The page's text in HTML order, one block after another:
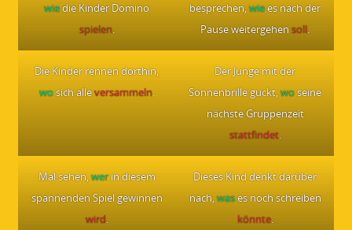
wiedie Kinder Domino
spielen.
besprechen,wiees nach der
Pause weitergehensoll.
Die Kinder rennen dorthin,
wosich alleversammeln.
Der Junge mit der
Sonnenbrille guckt,woseine
nächste Gruppenzeit
stattfindet.
Mal sehen,werin diesem
spannenden Spiel gewinnen
wird.
Dieses Kind denkt darüber
nach,wases noch schreiben
könnte.